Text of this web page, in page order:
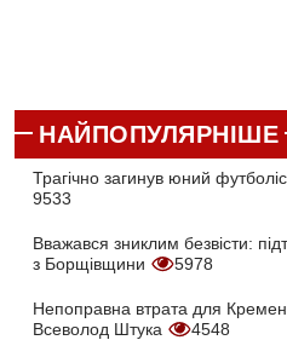
НАЙПОПУЛЯРНІШЕ
Трагічно загинув юний
9533
Вважався зниклим безвісти:
з Борщівщини
5978
Непоправна втрата для
Всеволод Штука
4548